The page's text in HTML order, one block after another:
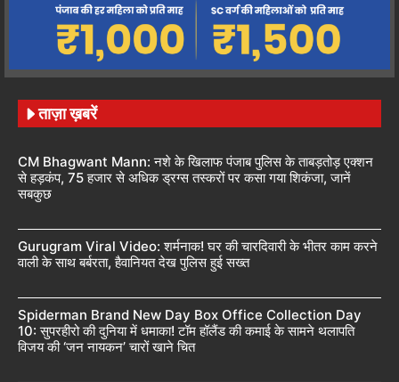
ताज़ा ख़बरें
CM Bhagwant Mann: नशे के खिलाफ पंजाब पुलिस के ताबड़तोड़ एक्शन
से हड़कंप, 75 हजार से अधिक ड्रग्स तस्करों पर कसा गया शिकंजा, जानें
सबकुछ
Gurugram Viral Video: शर्मनाक! घर की चारदिवारी के भीतर काम करने
वाली के साथ बर्बरता, हैवानियत देख पुलिस हुई सख्त
Spiderman Brand New Day Box Office Collection Day
10: सुपरहीरो की दुनिया में धमाका! टॉम हॉलैंड की कमाई के सामने थलापति
विजय की ‘जन नायकन’ चारों खाने चित